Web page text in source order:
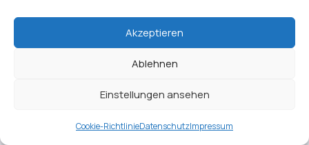
Akzeptieren
Ablehnen
Einstellungen ansehen
Cookie-RichtlinieDatenschutzImpressum